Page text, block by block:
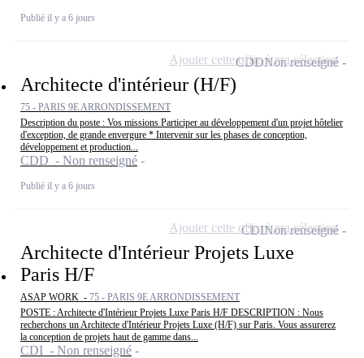
Publié il y a 6 jours
Architecte d'intérieur (H/F)
75 - PARIS 9E ARRONDISSEMENT
Description du poste : Vos missions Participer au développement d'un projet hôtelier
d'exception, de grande envergure * Intervenir sur les phases de conception,
développement et production...
CDD - Non renseigné
Publié il y a 6 jours
CDDNon renseigné
Ajouter cette offre à ma sélection
Architecte d'Intérieur Projets Luxe
Paris H/F
ASAP WORK - 75 - PARIS 9E ARRONDISSEMENT
POSTE : Architecte d'Intérieur Projets Luxe Paris H/F DESCRIPTION : Nous
recherchons un Architecte d'Intérieur Projets Luxe (H/F) sur Paris. Vous assurerez
la conception de projets haut de gamme dans...
CDI - Non renseigné
CDINon renseigné
Ajouter cette offre à ma sélection